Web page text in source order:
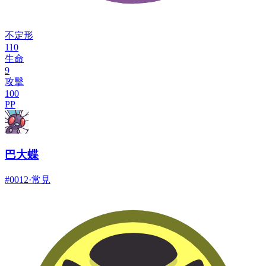
不定形
110
生命
9
攻擊
100
PP
巴大蝶
#0012·常見